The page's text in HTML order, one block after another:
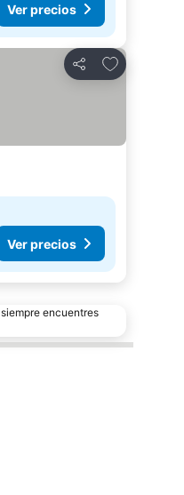
Ver precios
Compartir
Agregar a
Ver precios
encuentres